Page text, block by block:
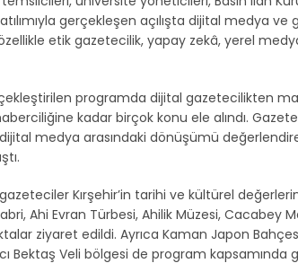
gerçekleşen açılışta dijital medya
etik gazetecilik, yapay zekâ, yerel
programda dijital gazetecilikten
kadar birçok konu ele alındı.
medya arasındaki dönüşümü
Kırşehir’in tarihi ve kültürel
Ahi Evran Türbesi, Ahilik Müzesi, Cacabey
ziyaret edildi. Ayrıca Kaman Japon
Bektaş Veli bölgesi de program kapsamında